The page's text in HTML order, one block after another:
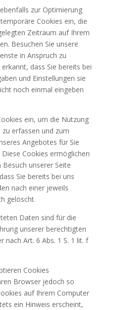
zur Optimierung
Cookies ein, die
Zeitraum auf Ihrem
Besuchen Sie unsere
in Anspruch zu
dass Sie bereits bei
und Einstellungen sie
noch einmal eingeben
ein, um die Nutzung
erfassen und zum
Angebotes für Sie
Cookies ermöglichen
unserer Seite
Sie bereits bei uns
nach einer jeweils
gelöscht.
Daten sind für die
unserer berechtigten
nach Art. 6 Abs. 1 S. 1 lit. f
Cookies
Browser jedoch so
auf Ihrem Computer
ein Hinweis erscheint,